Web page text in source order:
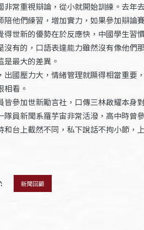
非常重視辯論，從小就開始訓練。去年
陪他們練習，增加實力，如果參加辯論
得世新的優勢在於反應快，中國學生習
沒有的，口語表達能力雖然沒有像他們
是最大的差異。
出國壓力大，情緒管理就顯得相當重
相看。
皆參加世新勵言社，口傳三林啟耀本身
隊員新聞系羅芋宙非常活潑，高中時曾
和台上截然不同，私下說話不拘小節，
新聞回顧